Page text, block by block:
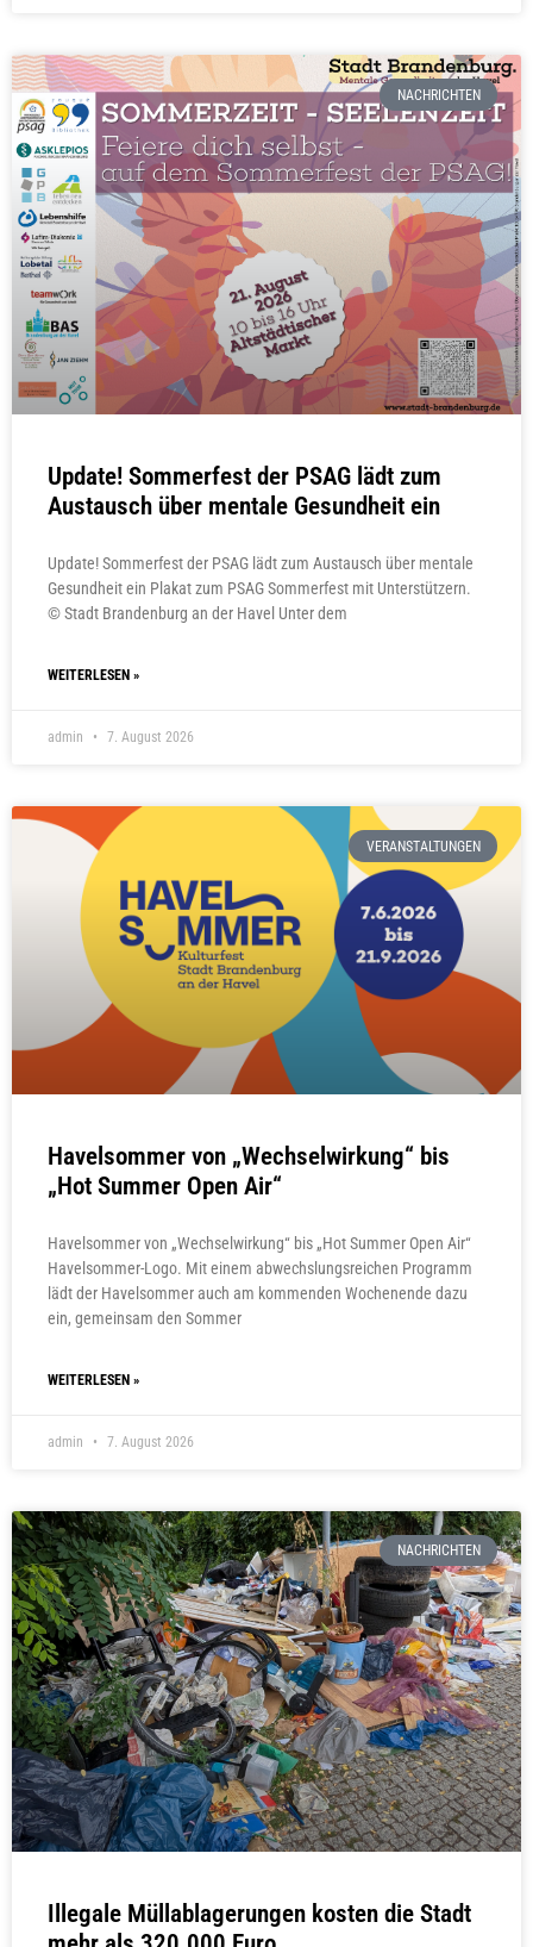
NACHRICHTEN
Update! Sommerfest der PSAG lädt zum
Austausch über mentale Gesundheit ein
Update! Sommerfest der PSAG lädt zum Austausch über mentale
Gesundheit ein Plakat zum PSAG Sommerfest mit Unterstützern.
© Stadt Brandenburg an der Havel Unter dem
WEITERLESEN »
admin 7. August 2026
VERANSTALTUNGEN
Havelsommer von „Wechselwirkung“ bis
„Hot Summer Open Air“
Havelsommer von „Wechselwirkung“ bis „Hot Summer Open Air“
Havelsommer-Logo. Mit einem abwechslungsreichen Programm
lädt der Havelsommer auch am kommenden Wochenende dazu
ein, gemeinsam den Sommer
WEITERLESEN »
admin 7. August 2026
NACHRICHTEN
Illegale Müllablagerungen kosten die Stadt